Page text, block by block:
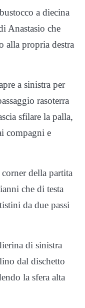
a diecina
Anastasio che
alla propria destra
a sinistra per
rasoterra
sfilare la palla,
compagni e
della partita
che di testa
da due passi
di sinistra
dal dischetto
la sfera alta